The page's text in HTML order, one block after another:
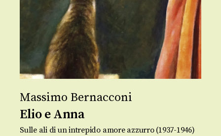
Massimo Bernacconi
Elio e Anna
Sulle ali di un intrepido amore azzurro (1937-1946)